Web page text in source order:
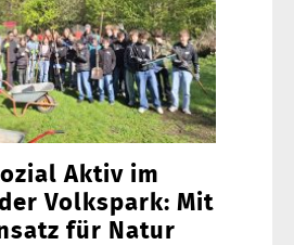
Aktiv im
Volkspark: Mit
für Natur